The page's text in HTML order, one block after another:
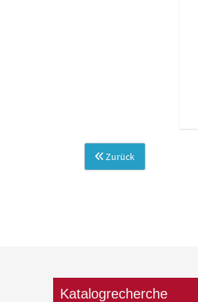
Zurück
Katalogrecherche